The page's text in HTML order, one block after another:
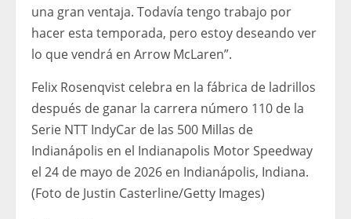
una gran ventaja. Todavía tengo trabajo por
hacer esta temporada, pero estoy deseando ver
lo que vendrá en Arrow McLaren”.
Felix Rosenqvist celebra en la fábrica de ladrillos
después de ganar la carrera número 110 de la
Serie NTT IndyCar de las 500 Millas de
Indianápolis en el Indianapolis Motor Speedway
el 24 de mayo de 2026 en Indianápolis, Indiana.
(Foto de Justin Casterline/Getty Images)